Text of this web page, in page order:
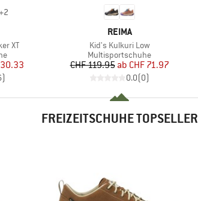
2
XT
Preis
30.33
)
MARKE
REIMA
Artikel
Kid's Kulkuri Low
Produktgruppe
Multisportschuhe
Preis
CHF 119.95 reduzierter Preis
ab CHF 71.97
0.0(0)
FREIZEITSCHUHE TOPSELLER